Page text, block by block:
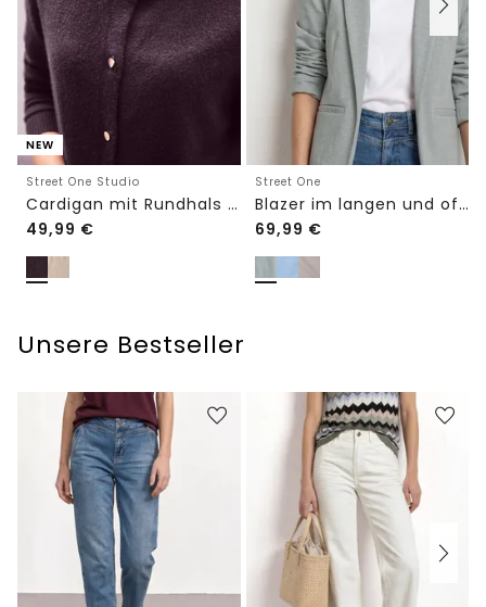
NEW
Street One Studio
Cardigan mit Rundhals und Knöpfen
49,99 €
Street One
Blazer im langen und offenen Schnitt
69,99 €
Unsere Bestseller